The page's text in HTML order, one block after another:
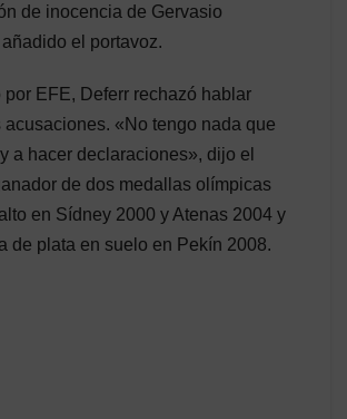
de inocencia de Gervasio
el portavoz.
por EFE, Deferr rechazó hablar
acusaciones. «No tengo nada que
a hacer declaraciones», dijo el
de dos medallas olímpicas
en Sídney 2000 y Atenas 2004 y
de plata en suelo en Pekín 2008.